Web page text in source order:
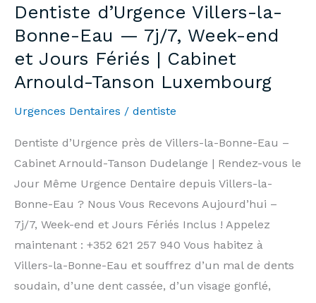
7
days/7,
Weekends
&
Holidays
|
Arnould-
Tanson
Practice
Luxembourg
Dentiste d’Urgence Villers-la-
Bonne-Eau — 7j/7, Week-end
et Jours Fériés | Cabinet
Arnould-Tanson Luxembourg
Urgences Dentaires / dentiste
Dentiste d’Urgence près de Villers-la-Bonne-Eau –
Cabinet Arnould-Tanson Dudelange | Rendez-vous le
Jour Même Urgence Dentaire depuis Villers-la-
Bonne-Eau ? Nous Vous Recevons Aujourd’hui –
7j/7, Week-end et Jours Fériés Inclus ! Appelez
maintenant : +352 621 257 940 Vous habitez à
Villers-la-Bonne-Eau et souffrez d’un mal de dents
soudain, d’une dent cassée, d’un visage gonflé,